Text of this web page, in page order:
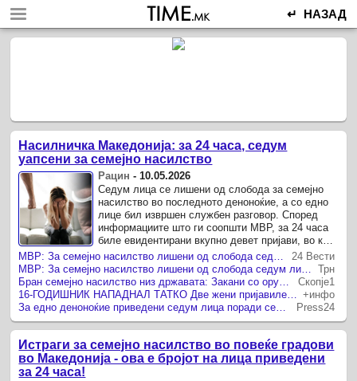
↵ НАЗАД
Насилничка Македонија: за 24 часа, седум
уапсени за семејно насилство
Рацин - 10.05.2026
Седум лица се лишени од слобода за семејно
насилство во последното деноноќие, а со едно
лице бил извршен службен разговор. Според
информациите што ги соопшти МВР, за 24 часа
биле евидентирани вкупно девет пријави, во кои
како жртви се јавуваат ...
24 Вести
Трн
Скопје1
+инфо
Press24
Истраги за семејно насилство во повеќе градови
во Македонија - ова е бројот на лица приведени
за 24 часа!